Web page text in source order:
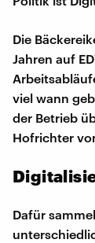
Die
Jahren auf
viel wann
der Betrieb
Hofrichter
Dafür